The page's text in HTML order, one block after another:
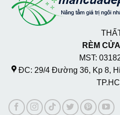
RÈM
MST:
ĐC: 29/4 Đường 36, Kp 8,